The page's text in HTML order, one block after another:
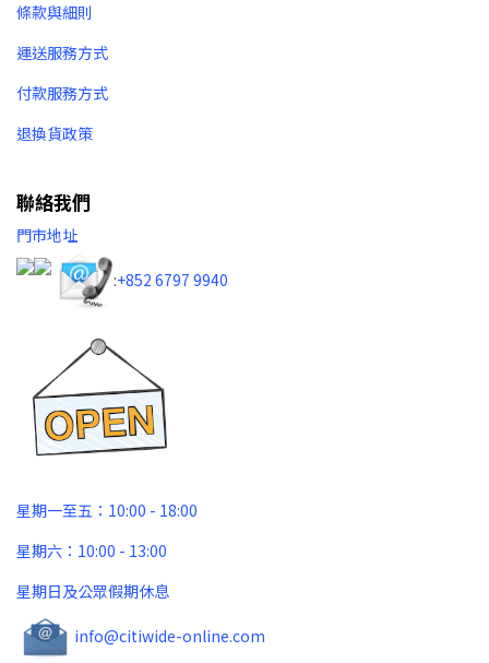
條款與細則
運送服務方式
付款服務方式
退換貨政策
聯絡我們
門市地址
:+852 6797 9940​
星期一至五：10:00 - 18:00
星期六：10:00 - 13:00
星期日及公眾假期休息
info@citiwide-online.com